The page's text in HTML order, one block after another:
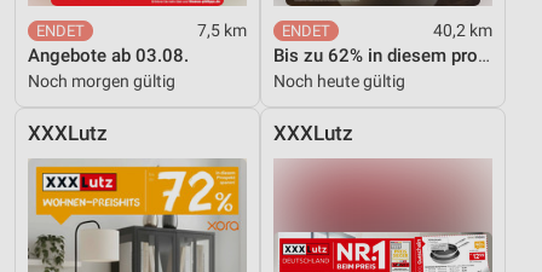
7,5 km
Angebote ab 03.08.
Noch morgen gültig
40,2 km
Bis zu 62% in diesem prospekt
Noch heute gültig
XXXLutz XXXLutz